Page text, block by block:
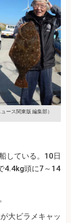
ース関東版 編集部）
している。10日
4.4kg頭に7～14
大ビラメキャッ